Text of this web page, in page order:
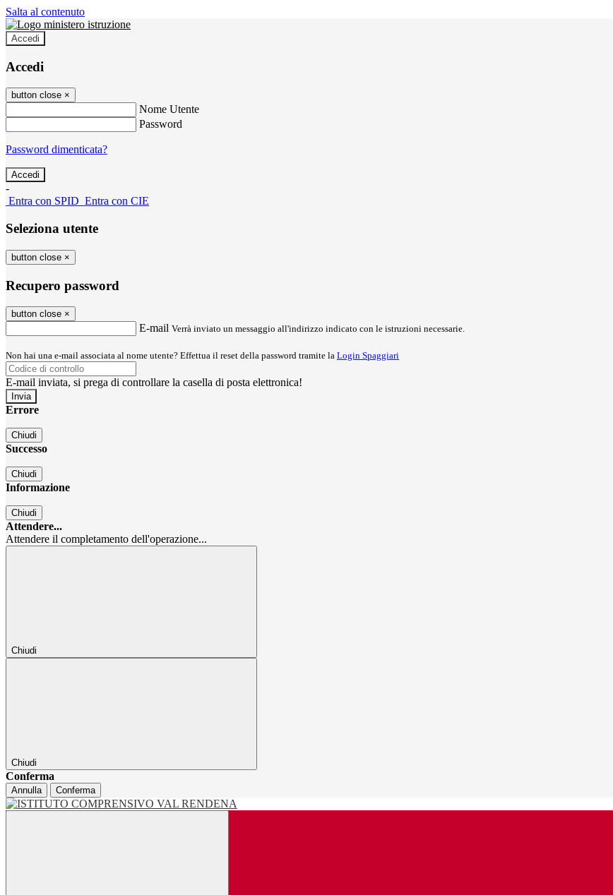
Salta al contenuto
Accedi
Accedi
button close ×
Nome Utente
Password
Password dimenticata?
-
Entra con SPID Entra con CIE
Seleziona utente
button close ×
Recupero password
button close ×
E-mail Verrà inviato un messaggio all'indirizzo indicato con le istruzioni necessarie.
Non hai una e-mail associata al nome utente? Effettua il reset della password tramite la Login Spaggiari
E-mail inviata, si prega di controllare la casella di posta elettronica!
Errore
Chiudi
Successo
Chiudi
Informazione
Chiudi
Attendere...
Attendere il completamento dell'operazione...
Chiudi
Chiudi
Conferma
Annulla Conferma